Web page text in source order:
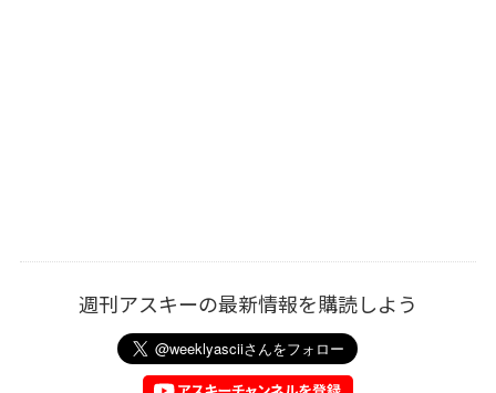
週刊アスキーの最新情報を購読しよう